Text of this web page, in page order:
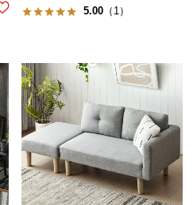
5.00 （1）